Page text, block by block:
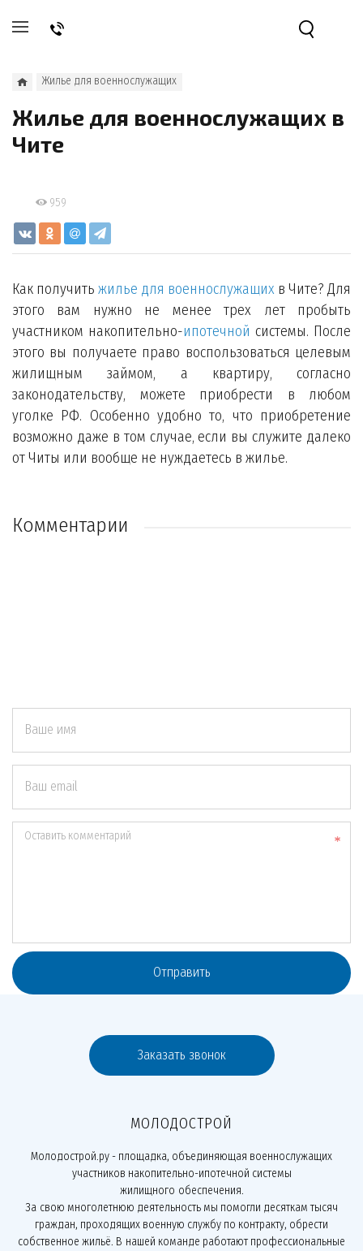
Жилье для военнослужащих
Жилье для военнослужащих в
Чите
959
Как получить жилье для военнослужащих в Чите? Для
этого вам нужно не менее трех лет пробыть
участником накопительно-ипотечной системы. После
этого вы получаете право воспользоваться целевым
жилищным займом, а квартиру, согласно
законодательству, можете приобрести в любом
уголке РФ. Особенно удобно то, что приобретение
возможно даже в том случае, если вы служите далеко
от Читы или вообще не нуждаетесь в жилье.
Комментарии
Ваше имя
Ваш email
Оставить комментарий
Отправить
Заказать звонок
МОЛОДОСТРОЙ
Молодострой.ру - площадка, объединяющая военнослужащих
участников накопительно-ипотечной системы
жилищного обеспечения.
За свою многолетнюю деятельность мы помогли десяткам тысяч
граждан, проходящих военную службу по контракту, обрести
собственное жильё. В нашей команде работают профессиональные